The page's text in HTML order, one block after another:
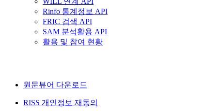
Rinfo 통계정보 API
FRIC 검색 API
SAM 분석활용 API
활용 및 참여 현황
원문뷰어 다운로드
RISS 개인정보 재동의